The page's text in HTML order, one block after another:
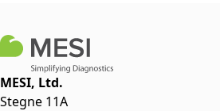
MESI, Ltd.
Stegne 11A